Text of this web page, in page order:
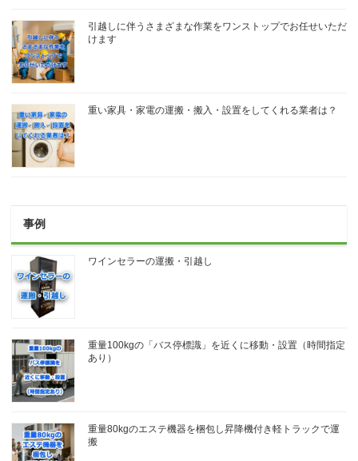
引越しに伴うさまざまな作業をワンストップでお任せいただ
けます
重い家具・家電の運搬・搬入・設置をしてくれる業者は？
事例
ワインセラーの運搬・引越し
重量100kgの「バス停標識」を近くに移動・設置（時間指定
あり）
重量80kgのエステ機器を梱包し昇降機付き軽トラックで運
搬